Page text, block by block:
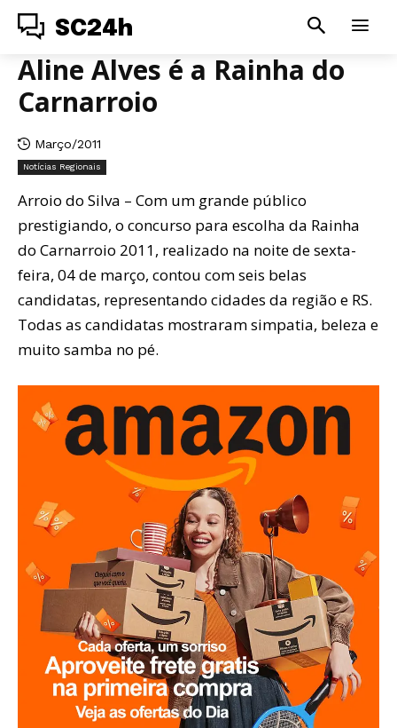
SC24h
Aline Alves é a Rainha do
Carnarroio
Março/2011
Notícias Regionais
Arroio do Silva – Com um grande público
prestigiando, o concurso para escolha da Rainha
do Carnarroio 2011, realizado na noite de sexta-
feira, 04 de março, contou com seis belas
candidatas, representando cidades da região e RS.
Todas as candidatas mostraram simpatia, beleza e
muito samba no pé.